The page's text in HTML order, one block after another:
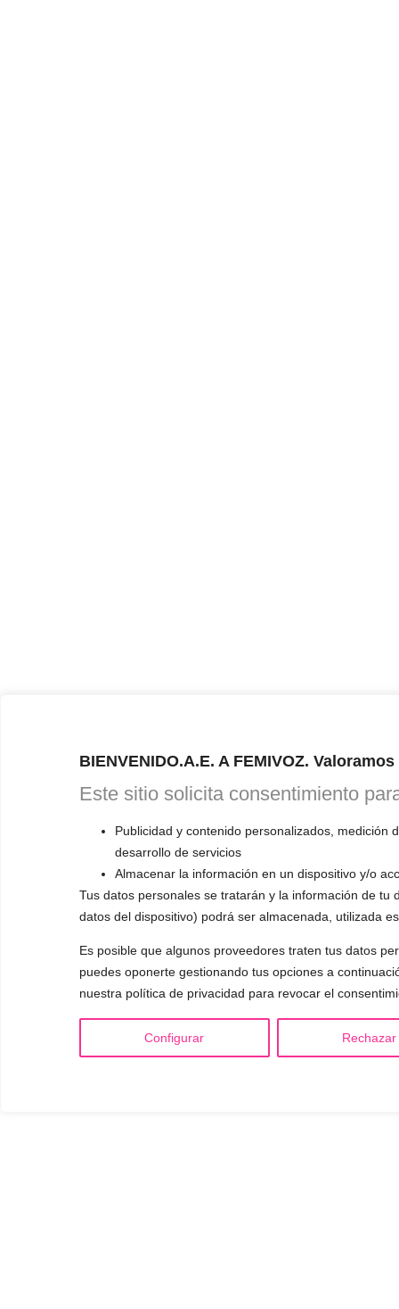
BIENVENIDO.A.E. A FEMIVOZ.
Este sitio solicita consentimiento
Publicidad y contenido personalizados, medición
desarrollo de servicios
Almacenar la información en un dispositivo y/o
Tus datos personales se tratarán y la información de tu
datos del dispositivo) podrá ser almacenada, utilizada
Es posible que algunos proveedores traten tus datos
puedes oponerte gestionando tus opciones a
nuestra política de privacidad para revocar el
Configurar